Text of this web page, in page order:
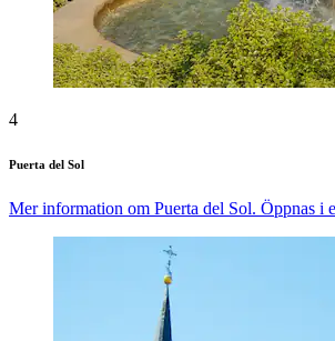
4
Puerta del Sol
Mer information om Puerta del Sol. Öppnas i